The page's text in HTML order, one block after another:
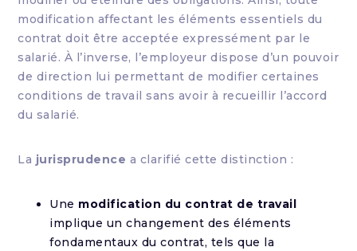
modification affectant les éléments essentiels du
contrat doit être acceptée expressément par le
salarié. À l’inverse, l’employeur dispose d’un pouvoir
de direction lui permettant de modifier certaines
conditions de travail sans avoir à recueillir l’accord
du salarié.
La jurisprudence a clarifié cette distinction :
Une modification du contrat de travail
implique un changement des éléments
fondamentaux du contrat, tels que la